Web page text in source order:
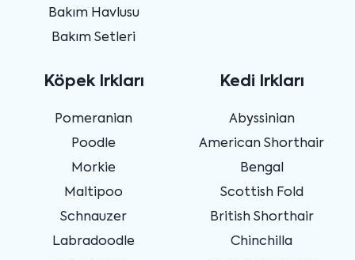
Bakım Havlusu
Bakım Setleri
Köpek Irkları
Pomeranian
Poodle
Morkie
Maltipoo
Schnauzer
Labradoodle
Kedi Irkları
Abyssinian
American Shorthair
Bengal
Scottish Fold
British Shorthair
Chinchilla